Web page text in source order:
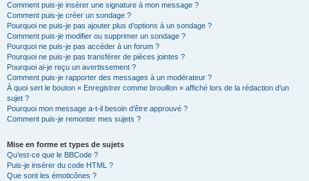
Comment puis-je insérer une signature à mon message ?
Comment puis-je créer un sondage ?
Pourquoi ne puis-je pas ajouter plus d’options à un sondage ?
Comment puis-je modifier ou supprimer un sondage ?
Pourquoi ne puis-je pas accéder à un forum ?
Pourquoi ne puis-je pas transférer de pièces jointes ?
Pourquoi ai-je reçu un avertissement ?
Comment puis-je rapporter des messages à un modérateur ?
À quoi sert le bouton « Enregistrer comme brouillon » affiché lors de la rédaction d’un
sujet ?
Pourquoi mon message a-t-il besoin d’être approuvé ?
Comment puis-je remonter mes sujets ?
Mise en forme et types de sujets
Qu’est-ce que le BBCode ?
Puis-je insérer du code HTML ?
Que sont les émoticônes ?